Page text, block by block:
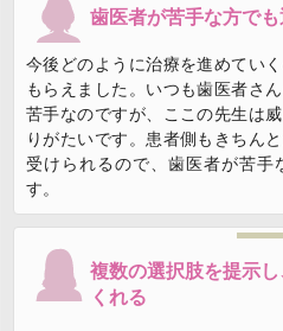
歯医者が苦手な方で
今後どのように治療を進めてい
もらえました。いつも歯医者さ
苦手なのですが、ここの先生は
りがたいです。患者側もきちん
受けられるので、歯医者が苦手
す。
複数の選択肢を提示
くれる